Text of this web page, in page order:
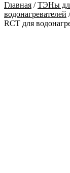
Главная /ТЭНы
водонагревателей
RCT для